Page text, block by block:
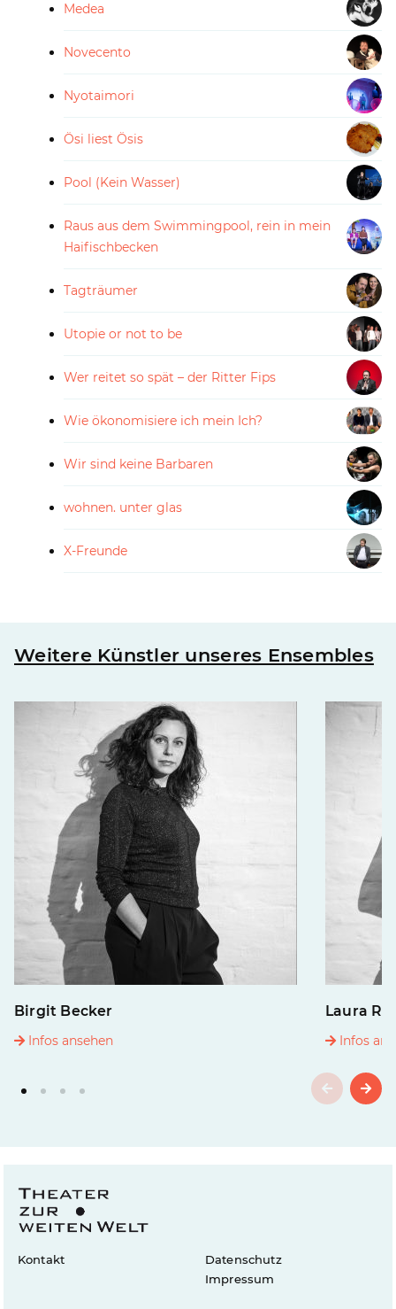
Medea
Novecento
Nyotaimori
Ösi liest Ösis
Pool (Kein Wasser)
Raus aus dem Swimmingpool, rein in mein
Haifischbecken
Tagträumer
Utopie or not to be
Wer reitet so spät – der Ritter Fips
Wie ökonomisiere ich mein Ich?
Wir sind keine Barbaren
wohnen. unter glas
X-Freunde
Weitere Künstler unseres Ensembles
Birgit Becker
Infos ansehen
Laura
Infos
Kontakt
Datenschutz
Impressum